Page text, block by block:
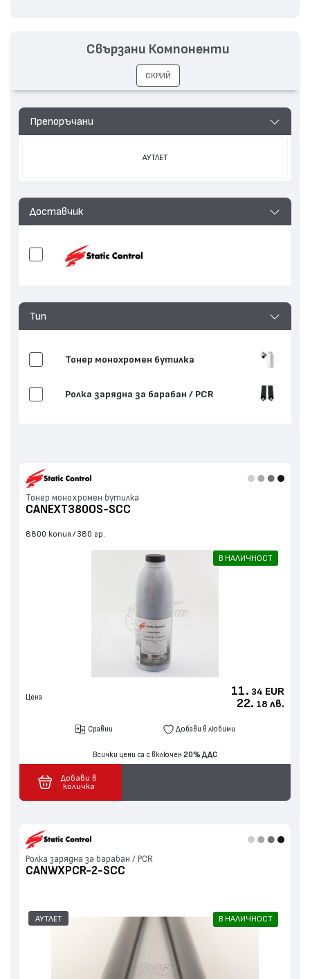
Препоръчани
АУТЛЕТ
Доставчик
Тип
Тонер монохромен бутилка
Ролка зарядна за барабан / PCR
Тонер монохромен бутилка
CANEXT380OS-SCC
8800 копия 380 гр.
В НАЛИЧНОСТ
Цена 11. 34 EUR
22. 18 лв.
Сравни Добави в любими
Всички цени са с включен 20% ДДС
Добави в
количка
Ролка зарядна за барабан / PCR
CANWXPCR-2-SCC
АУТЛЕТ В НАЛИЧНОСТ
Свързани Компоненти
СКРИЙ